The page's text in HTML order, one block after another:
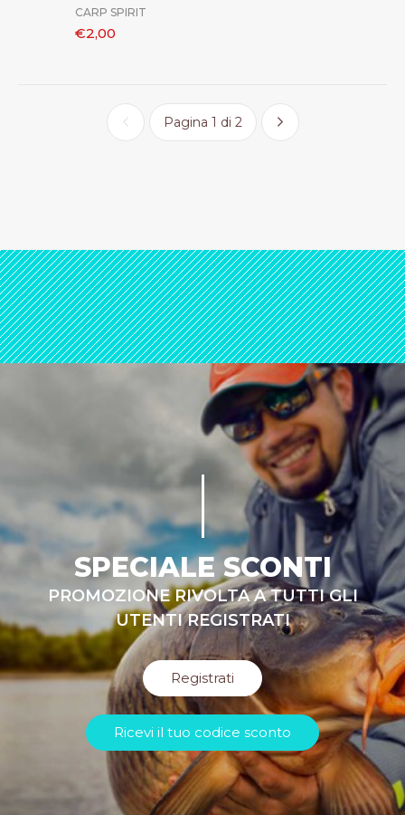
CARP SPIRIT
€2,00
Pagina 1 di 2
SPECIALE SCONTI
PROMOZIONE RIVOLTA A TUTTI GLI
UTENTI REGISTRATI
Registrati
Ricevi il tuo codice sconto